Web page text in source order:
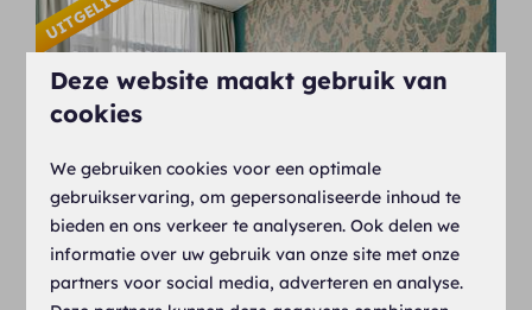
8,9
Vanaf
€ 103
Luxe kamer
Deze website maakt gebruik van
cookies
We gebruiken cookies voor een optimale
gebruikservaring, om gepersonaliseerde inhoud te
bieden en ons verkeer te analyseren. Ook delen we
informatie over uw gebruik van onze site met onze
partners voor social media, adverteren en analyse.